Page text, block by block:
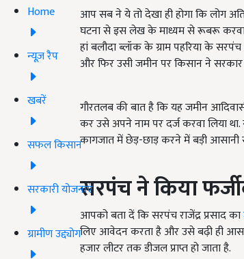
Home
न्यूज़ रैप
खबरें
सफल किसान
सरकारी योजनाएं
ग्रामीण उद्द्योग
आप सब ने ये तो देखा ही होगा कि लोग
घटना से इस लेख के माध्यम से रूबरू
हां बलौदा ब्लॉक के ग्राम पहरिया के सरपंच
और फिर उसी जमीन पर किसान ने
गौरतलब की बात है कि यह जमीन
कर उसे अपने नाम पर दर्ज करवा लिया
कागजात में छेड़-छाड़ करने में बड़ी
सरपंच ने किया
आपको बता दें कि सरपंच राजेंद्र प्रसाद का
लिए आवेदन करता है और उसे बढ़ी ही
हजार लीटर तक डीजल प्राप्त हो जाता है.